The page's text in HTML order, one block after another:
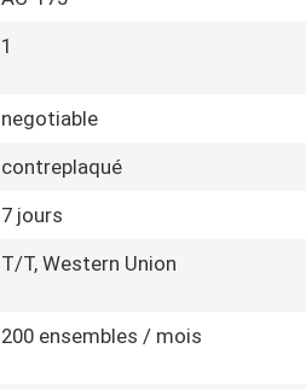
1
negotiable
contreplaqué
7 jours
T/T, Western Union
200 ensembles / mois